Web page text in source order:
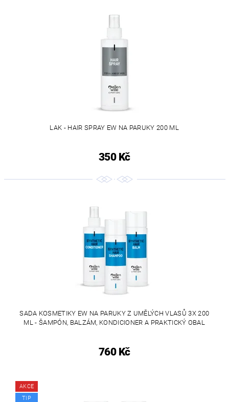
LAK - HAIR SPRAY EW NA PARUKY 200 ML
350 Kč
SADA KOSMETIKY EW NA PARUKY Z UMĚLÝCH VLASŮ 3X 200
ML - ŠAMPÓN, BALZÁM, KONDICIONER A PRAKTICKÝ OBAL
760 Kč
AKCE
TIP